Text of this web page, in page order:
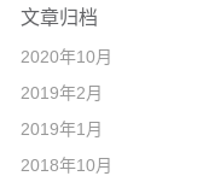
文章归档
2020年10月
2019年2月
2019年1月
2018年10月